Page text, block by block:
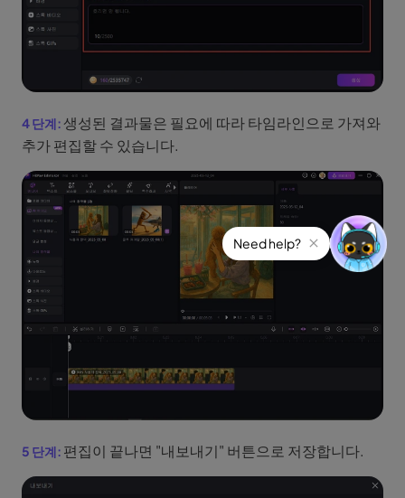
생성된 결과물은 필요에 따라 타임라인으로 가져와
추가 편집할 수 있습니다.
편집이 끝나면 "내보내기" 버튼으로 저장합니다.